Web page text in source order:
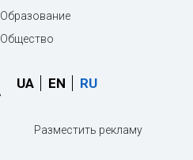
Образование
Общество
UA EN RU
Разместить рекламу